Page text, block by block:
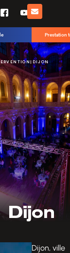
Prestation
| DIJON
Dijon
Dijon, ville